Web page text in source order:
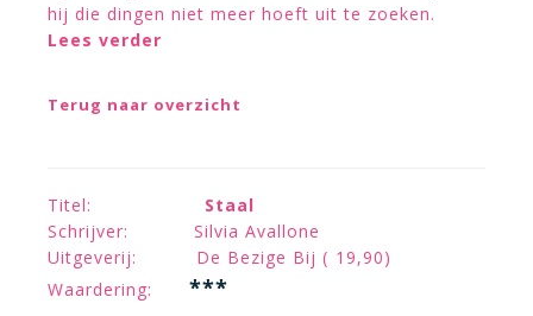
hij die dingen niet meer hoeft uit te zoeken.
Lees verder
Terug naar overzicht
Titel: Staal
Schrijver: Silvia Avallone
Uitgeverij: De Bezige Bij ( 19,90)
Waardering:
***